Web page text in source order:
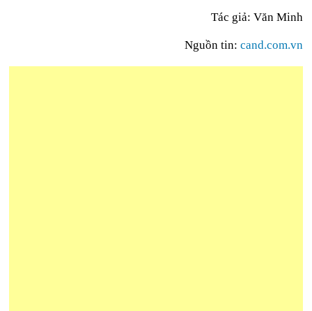
Tác giả: Văn Minh
Nguồn tin: cand.com.vn